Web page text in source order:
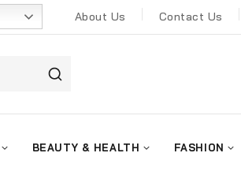
About Us Contact Us
BEAUTY & HEALTH FASHION